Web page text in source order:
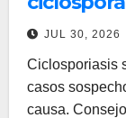
JUL 30, 2026
Ciclosporiasis
casos
causa.